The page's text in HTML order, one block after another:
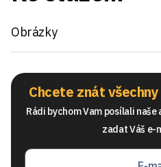
Obrázky
Chcete znát
Rádi bychom Vam posílali
zadat Váš e-